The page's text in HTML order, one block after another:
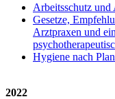
Arbeitsschutz und
Gesetze,
Arztpraxen und
Hygiene nach
2022